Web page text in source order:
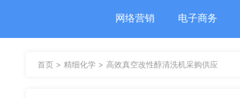
网络营销 电子商务
首页 > 精细化学 > 高效真空改性醇清洗机采购供应